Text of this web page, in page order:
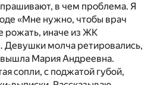
в чем проблема. Я
«Мне нужно, чтобы врач
рожать, иначе из ЖК
Девушки молча ретировались,
Мария Андреевна.
сопли, с поджатой губой,